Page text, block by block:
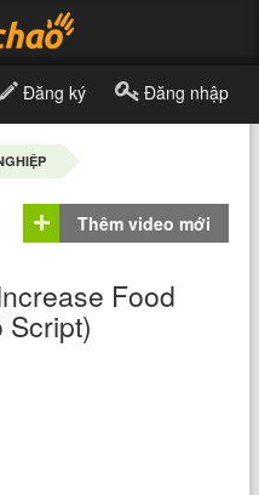
Đăng ký Đăng nhập
Thêm video mới
Food
Script)